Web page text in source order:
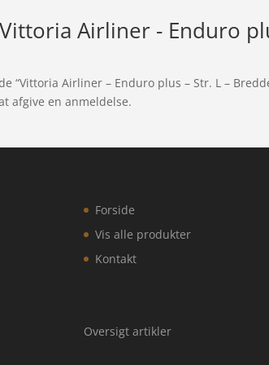
Vittoria Airliner - Enduro
“Vittoria Airliner – Enduro plus – Str. L –
afgive en anmeldelse.
Forside
Vis alle produkter
Kontakt
Oversigt artikler